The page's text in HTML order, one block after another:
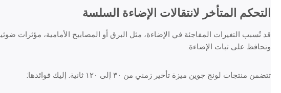
التحكم المتأخر لانتقالات الإضاءة السلسة
قد تُسبب التغيرات المفاجئة في الإضاءة، مثل البرق أو المصابيح الأمامية، مؤثرات
وتحافظ على ثبات الإضاءة.
تتضمن منتجات لونج جوين ميزة تأخير زمني من ٣٠ إلى ١٢٠ ثانية. إليك فوائدها: